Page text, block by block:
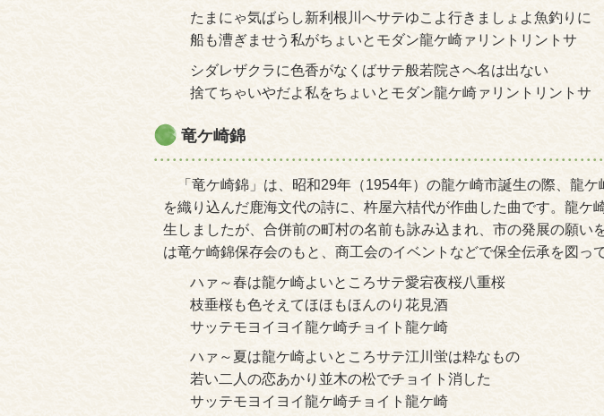
たまにゃ気ばらし新利根川へサテゆこよ行きましょよ魚釣りに
船も漕ぎませう私がちょいとモダン龍ケ崎ァリントリントサ
シダレザクラに色香がなくばサテ般若院さへ名は出ない
捨てちゃいやだよ私をちょいとモダン龍ケ崎ァリントリントサ
竜ケ崎錦
「竜ケ崎錦」は、昭和29年（1954年）の龍ケ崎市誕生の際、龍ケ
を織り込んだ鹿海文代の詩に、杵屋六桔代が作曲した曲です。龍ケ
生しましたが、合併前の町村の名前も詠み込まれ、市の発展の願い
は竜ケ崎錦保存会のもと、商工会のイベントなどで保全伝承を図っ
ハァ～春は龍ケ崎よいところサテ愛宕夜桜八重桜
枝垂桜も色そえてほほもほんのり花見酒
サッテモヨイヨイ龍ケ崎チョイト龍ケ崎
ハァ～夏は龍ケ崎よいところサテ江川蛍は粋なもの
若い二人の恋あかり並木の松でチョイト消した
サッテモヨイヨイ龍ケ崎チョイト龍ケ崎